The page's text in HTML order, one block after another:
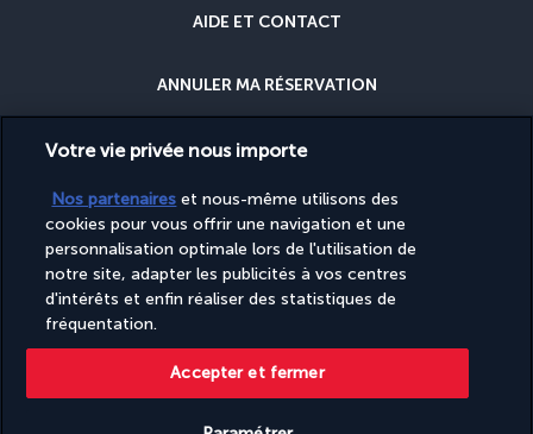
AIDE ET CONTACT
ANNULER MA RÉSERVATION
GARANTIE DU MEILLEUR PRIX
GARANTIE ANNULATION
POURQUOI RÉSERVER AVEC NOUS ?
Site édité par PerfectStay.com en partenariat avec Turkish Airlines. Les
ventes sont réalisées par PerfectStay.com
Votre vie privée nous importe
Nos partenaires et nous-même utilisons des
cookies pour vous offrir une navigation et une
personnalisation optimale lors de l'utilisation de
notre site, adapter les publicités à vos centres
d'intérêts et enfin réaliser des statistiques de
fréquentation.
Accepter et fermer